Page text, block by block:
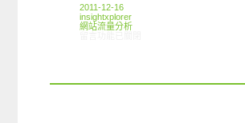
2011-12-16
insightxplorer
網站流量分析